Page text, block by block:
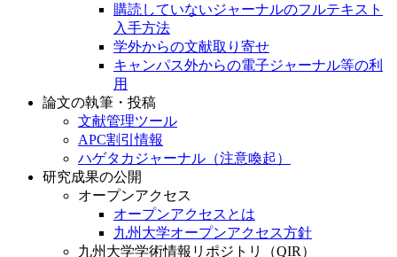
購読していないジャーナルのフルテキスト
入手方法
学外からの文献取り寄せ
キャンパス外からの電子ジャーナル等の利
用
論文の執筆・投稿
文献管理ツール
APC割引情報
ハゲタカジャーナル（注意喚起）
研究成果の公開
オープンアクセス
オープンアクセスとは
九州大学オープンアクセス方針
九州大学学術情報リポジトリ（QIR）